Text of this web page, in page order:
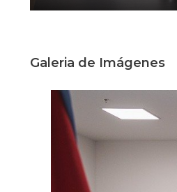
Galeria de Imágenes